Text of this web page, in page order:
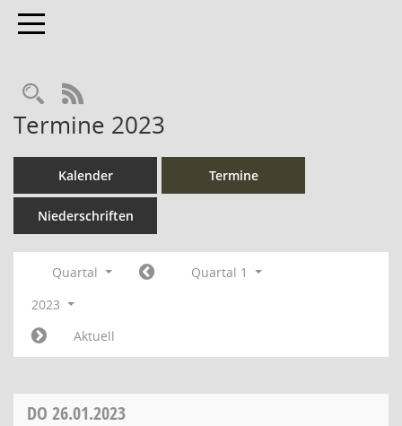
Toggle navigation
Rechercheauswahl
RSS-Feed
Termine 2023
Kalender Termine
Niederschriften
Quartal
Quartal 1
2023
Aktuell
DO 26.01.2023